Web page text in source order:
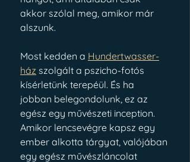
akkor szólal meg, amikor már
alszunk.
Most kedden a Hundertwasser-
ház szolgált a pszicho-fotós
kísérletünk terepéül. És ha
jobban belegondolunk, ez az
egész egy művészeti inception.
Amikor lencsevégre kapsz egy
ember alkotta tárgyat, valójában
egy egész művészláncolat